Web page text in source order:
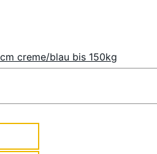
creme/blau bis 150kg